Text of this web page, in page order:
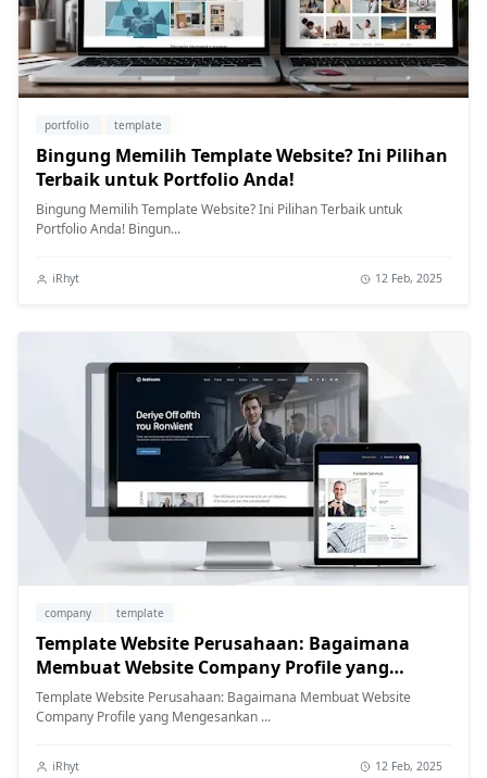
portfolio template
Bingung Memilih Template Website? Ini Pilihan
Terbaik untuk Portfolio Anda!
Bingung Memilih Template Website? Ini Pilihan Terbaik untuk
Portfolio Anda! Bingun...
iRhyt 12 Feb, 2025
company template
Template Website Perusahaan: Bagaimana
Membuat Website Company Profile yang
Mengesankan
Template Website Perusahaan: Bagaimana Membuat Website
Company Profile yang Mengesankan ...
iRhyt 12 Feb, 2025